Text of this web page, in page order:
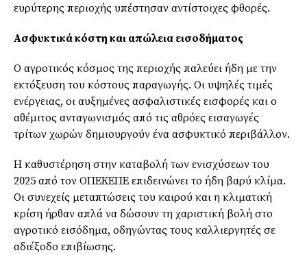
ευρύτερης περιοχής υπέστησαν αντίστοιχες φθορές.
Ασφυκτικά κόστη και απώλεια εισοδήματος
Ο αγροτικός κόσμος της περιοχής παλεύει ήδη με την
εκτόξευση του κόστους παραγωγής. Οι υψηλές τιμές
ενέργειας, οι αυξημένες ασφαλιστικές εισφορές και ο
αθέμιτος ανταγωνισμός από τις αθρόες εισαγωγές
τρίτων χωρών δημιουργούν ένα ασφυκτικό περιβάλλον.
Η καθυστέρηση στην καταβολή των ενισχύσεων του
2025 από τον ΟΠΕΚΕΠΕ επιδεινώνει το ήδη βαρύ κλίμα.
Οι συνεχείς μεταπτώσεις του καιρού και η κλιματική
κρίση ήρθαν απλά να δώσουν τη χαριστική βολή στο
αγροτικό εισόδημα, οδηγώντας τους καλλιεργητές σε
αδιέξοδο επιβίωσης.